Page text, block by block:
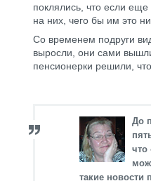
поклялись, что если
на них, чего бы им это
Со временем подруги
выросли, они сами
пенсионерки решили,
До
что
такие новости